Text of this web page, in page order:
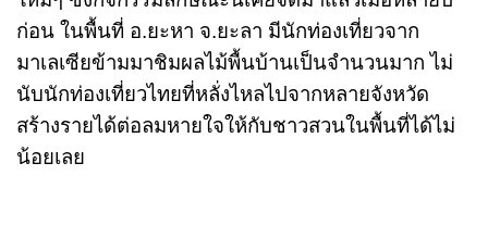
ก่อน ในพื้นที่ อ.ยะหา จ.ยะลา มีนักท่องเที่ยวจาก
มาเลเซียข้ามมาชิมผลไม้พื้นบ้านเป็นจำนวนมาก ไม่
นับนักท่องเที่ยวไทยที่หลั่งไหลไปจากหลายจังหวัด
สร้างรายได้ต่อลมหายใจให้กับชาวสวนในพื้นที่ได้ไม่
น้อยเลย